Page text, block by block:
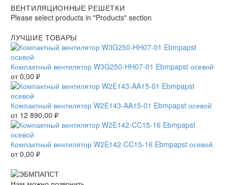
ВЕНТИЛЯЦИОННЫЕ РЕШЕТКИ
Please select products in "Products" section
ЛУЧШИЕ ТОВАРЫ
Компактный вентилятор W3G250-HH07-01 Ebmpapst осевой
от0,00 ₽
Компактный вентилятор W2E143-AA15-01 Ebmpapst осевой
от 12 890,00 ₽
Компактный вентилятор W2E142-CC15-16 Ebmpapst осевой
от0,00 ₽